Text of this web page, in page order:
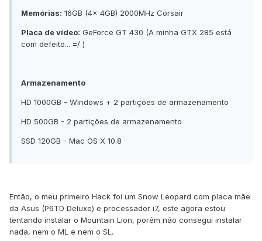
Memórias: 16GB (4x 4GB) 2000MHz Corsair
Placa de vídeo: GeForce GT 430 (A minha GTX 285 está
com defeito... =/ )
Armazenamento
HD 1000GB - Windows + 2 partições de armazenamento
HD 500GB - 2 partições de armazenamento
SSD 120GB - Mac OS X 10.8
Então, o meu primeiro Hack foi um Snow Leopard com placa mãe
da Asus (P6TD Deluxe) e processador i7, este agora estou
tentando instalar o Mountain Lion, porém não consegui instalar
nada, nem o ML e nem o SL.